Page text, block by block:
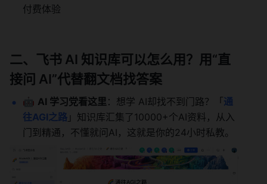
付费体验
二、飞书 AI 知识库可以怎么用？用“直
接问 AI”代替翻文档找答案
🤖 AI 学习党看这里 ：想学 AI却找不到门路？「通
往AGI之路 」知识库汇集了10000+个AI资料，从入
门到精通，不懂就问AI，这就是你的24小时私教。